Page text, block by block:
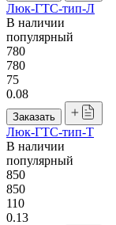
Люк-ГТС-тип-Л
В наличии
популярный
780
780
75
0.08
Заказать
Люк-ГТС-тип-Т
В наличии
популярный
850
850
110
0.13